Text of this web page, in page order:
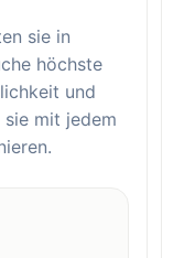
sie in
höchste
und
sie mit jedem